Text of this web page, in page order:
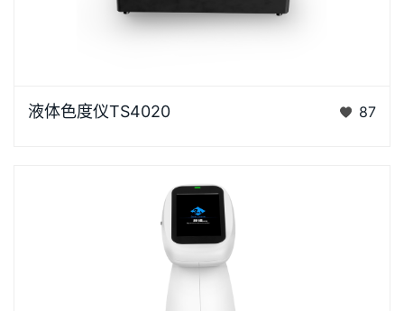
体色度测量设计的高精度色彩分析利器。采用D/0光学
液体色度仪TS4020 87